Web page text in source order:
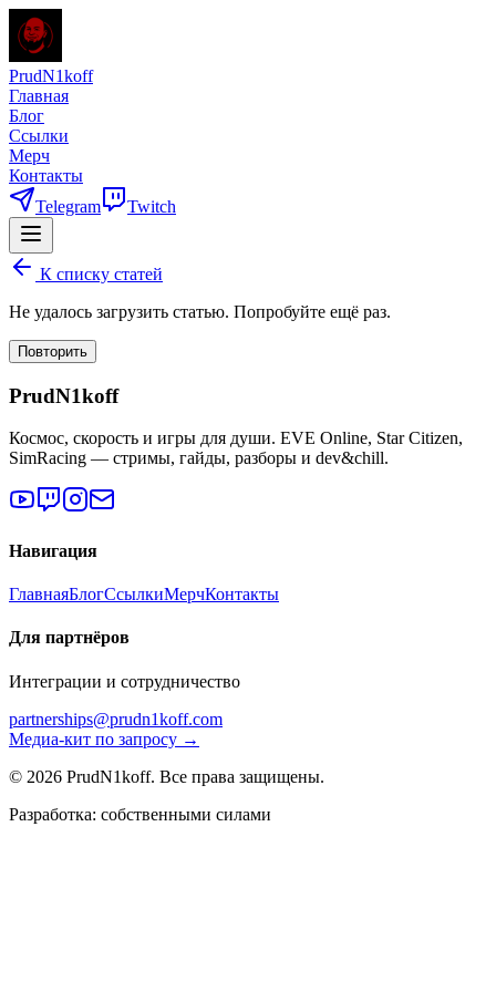
PrudN1koff
Главная
Блог
Ссылки
Мерч
Контакты
Telegram
Twitch
К списку статей
Не удалось загрузить статью. Попробуйте ещё раз.
Повторить
PrudN1koff
Космос, скорость и игры для души. EVE Online, Star Citizen,
SimRacing — стримы, гайды, разборы и dev&chill.
Навигация
ГлавнаяБлогСсылкиМерчКонтакты
Для партнёров
Интеграции и сотрудничество
partnerships@prudn1koff.com
Медиа-кит по запросу →
© 2026 PrudN1koff. Все права защищены.
Разработка: собственными силами